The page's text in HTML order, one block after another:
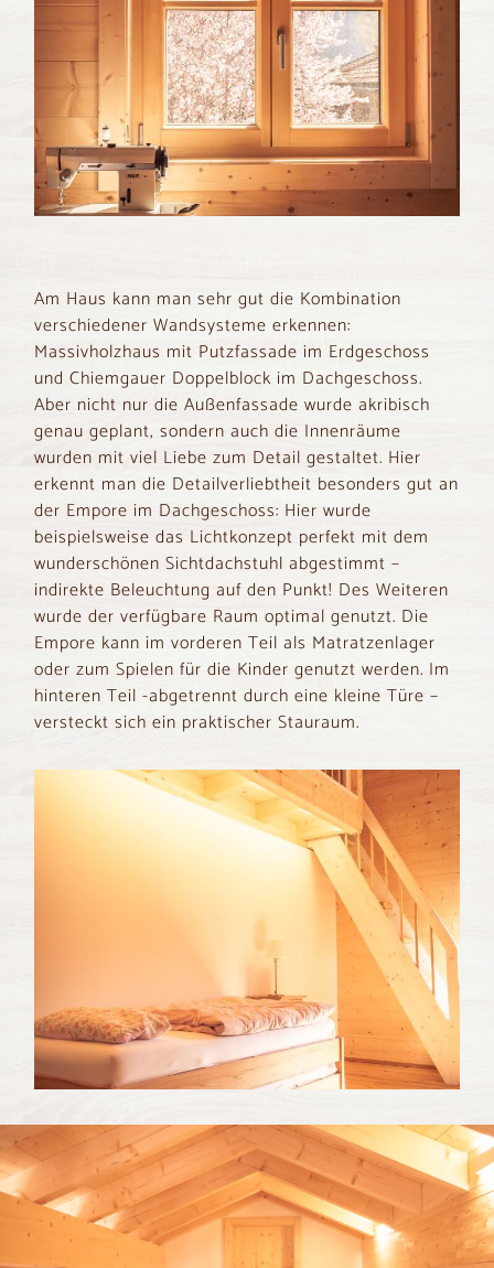
Am Haus kann man sehr gut die Kombination
verschiedener Wandsysteme erkennen:
Massivholzhaus mit Putzfassade im Erdgeschoss
und Chiemgauer Doppelblock im Dachgeschoss.
Aber nicht nur die Außenfassade wurde akribisch
genau geplant, sondern auch die Innenräume
wurden mit viel Liebe zum Detail gestaltet. Hier
erkennt man die Detailverliebtheit besonders gut an
der Empore im Dachgeschoss: Hier wurde
beispielsweise das Lichtkonzept perfekt mit dem
wunderschönen Sichtdachstuhl abgestimmt –
indirekte Beleuchtung auf den Punkt! Des Weiteren
wurde der verfügbare Raum optimal genutzt. Die
Empore kann im vorderen Teil als Matratzenlager
oder zum Spielen für die Kinder genutzt werden. Im
hinteren Teil -abgetrennt durch eine kleine Türe –
versteckt sich ein praktischer Stauraum.